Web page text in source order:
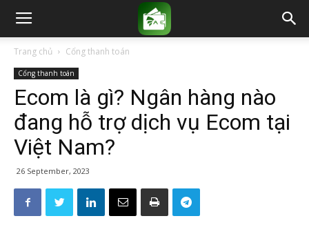
Trang chủ Cổng thanh toán
Cổng thanh toán
Ecom là gì? Ngân hàng nào
đang hỗ trợ dịch vụ Ecom tại
Việt Nam?
26 September, 2023